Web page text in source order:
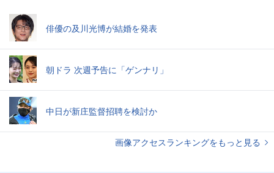
俳優の及川光博が結婚を発表
朝ドラ 次週予告に「ゲンナリ」
中日が新庄監督招聘を検討か
画像アクセスランキングをもっと見る